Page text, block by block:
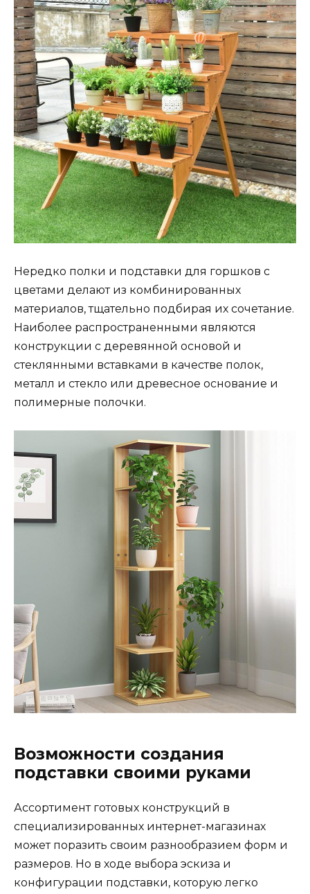
Нередко полки и подставки для горшков с
цветами делают из комбинированных
материалов, тщательно подбирая их сочетание.
Наиболее распространенными являются
конструкции с деревянной основой и
стеклянными вставками в качестве полок,
металл и стекло или древесное основание и
полимерные полочки.
Возможности создания
подставки своими руками
Ассортимент готовых конструкций в
специализированных интернет-магазинах
может поразить своим разнообразием форм и
размеров. Но в ходе выбора эскиза и
конфигурации подставки, которую легко